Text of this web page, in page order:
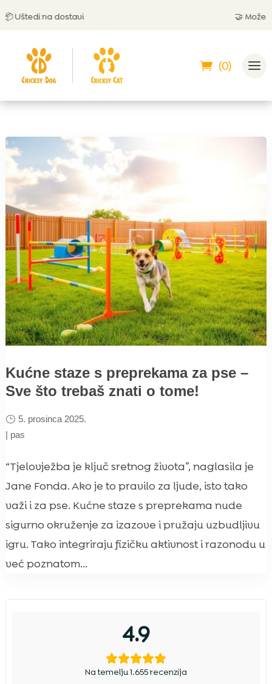
na dostavi 🤝 Možeš
(0)
Kućne staze s preprekama za pse –
Sve što trebaš znati o tome!
5. prosinca 2025.
| pas
“Tjelovježba je ključ sretnog života”, naglasila je
Jane Fonda. Ako je to pravilo za ljude, isto tako
važi i za pse. Kućne staze s preprekama nude
sigurno okruženje za izazove i pružaju uzbudljivu
igru. Tako integriraju fizičku aktivnost i razonodu u
već poznatom...
4.9
Na temelju 1.655 recenzija